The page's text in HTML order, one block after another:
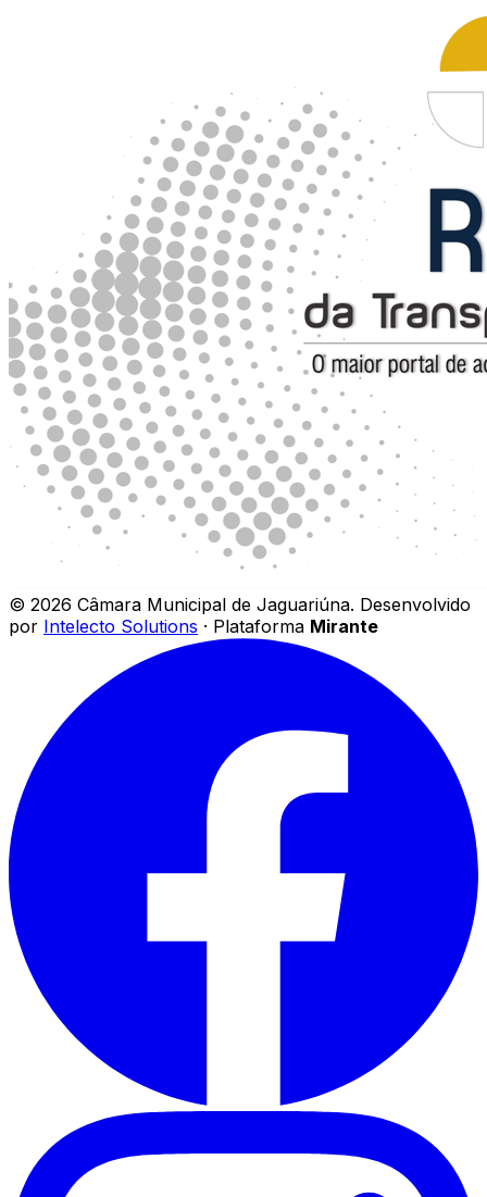
© 2026 Câmara Municipal de Jaguariúna. Desenvolvido
por Intelecto Solutions · Plataforma Mirante